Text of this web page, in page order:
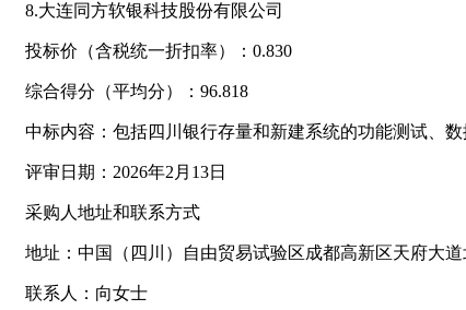
8.大连同方软银科技股份有限公司
投标价（含税统一折扣率）：0.830
综合得分（平均分）：96.818
中标内容：包括四川银行存量和新建系统的功能测试、
评审日期：2026年2月13日
采购人地址和联系方式
地址：中国（四川）自由贸易试验区成都高新区天府大道
联系人：向女士